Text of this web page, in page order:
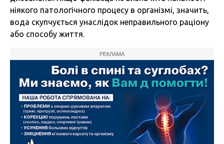
ніякого патологічного процесу в організмі, значить,
вода скупчується унаслідок неправильного раціону
або способу життя.
РЕКЛАМА